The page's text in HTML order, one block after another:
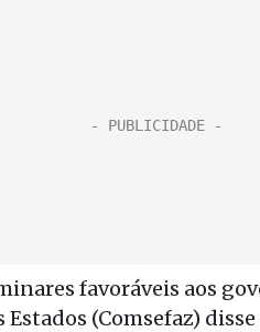
favoráveis aos
Estados (Comsefaz)